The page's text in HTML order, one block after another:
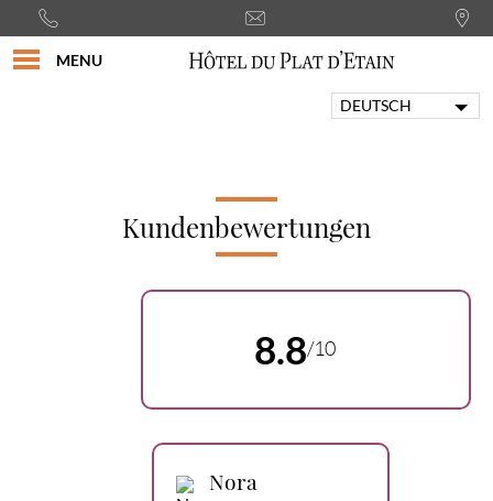
MENU
DEUTSCH
ITALIANO
ESPAÑOL
Kundenbewertungen
8.8/10
Nora